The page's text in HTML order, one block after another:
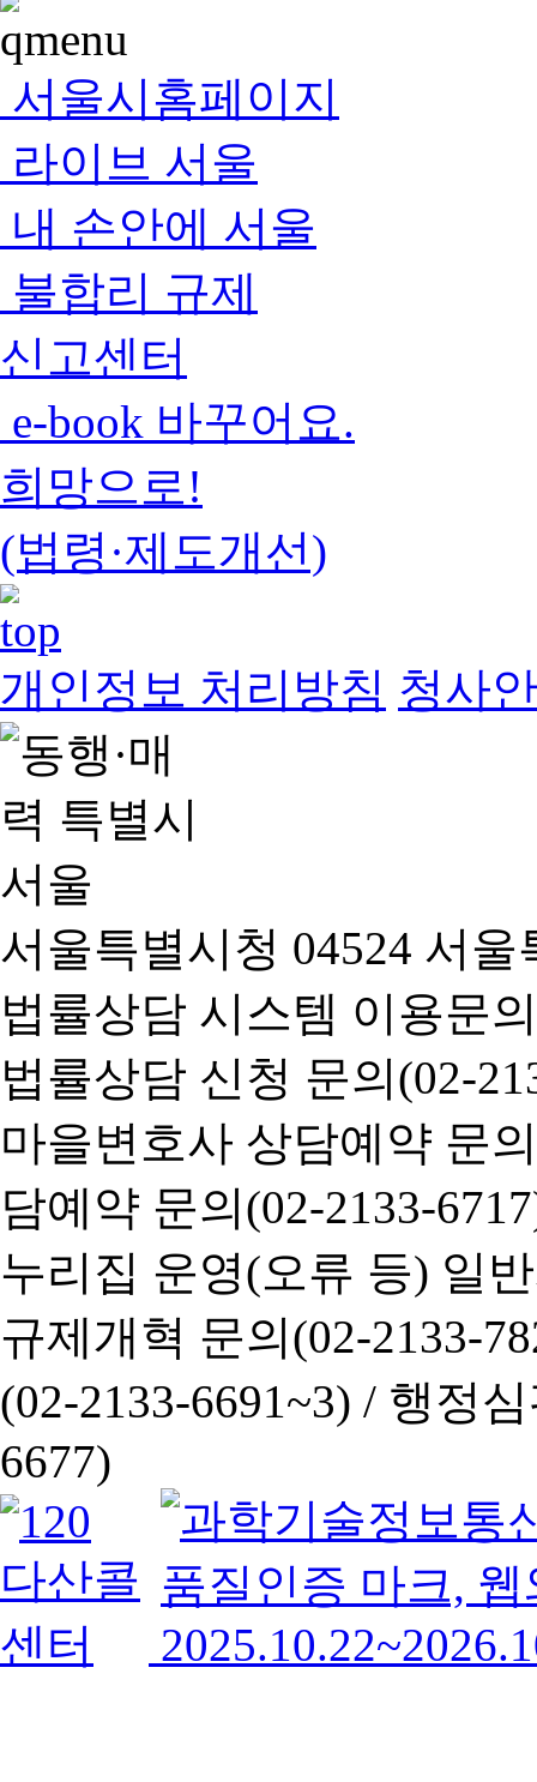
서울시홈페이지
라이브 서울
내 손안에 서울
불합리 규제
신고센터
e-book 바꾸어요.
희망으로!
(법령·제도개선)
개인정보 처리방침 청사
서울특별시청 04524 서
법률상담 시스템 이용문
법률상담 신청 문의(02-
마을변호사 상담예약 문
담예약 문의(02-2133-
누리집 운영(오류 등) 일
규제개혁 문의(02-2133-
(02-2133-6691~3) / 행정심
6677)